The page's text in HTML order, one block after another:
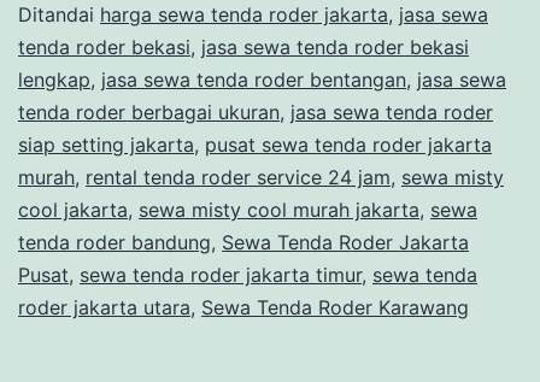
AIR
DAN
TENDA
RODER
JAKARTA
Ditandai harga sewa tenda roder jakarta, jasa sewa
tenda roder bekasi, jasa sewa tenda roder bekasi
lengkap, jasa sewa tenda roder bentangan, jasa sewa
tenda roder berbagai ukuran, jasa sewa tenda roder
siap setting jakarta, pusat sewa tenda roder jakarta
murah, rental tenda roder service 24 jam, sewa misty
cool jakarta, sewa misty cool murah jakarta, sewa
tenda roder bandung, Sewa Tenda Roder Jakarta
Pusat, sewa tenda roder jakarta timur, sewa tenda
roder jakarta utara, Sewa Tenda Roder Karawang